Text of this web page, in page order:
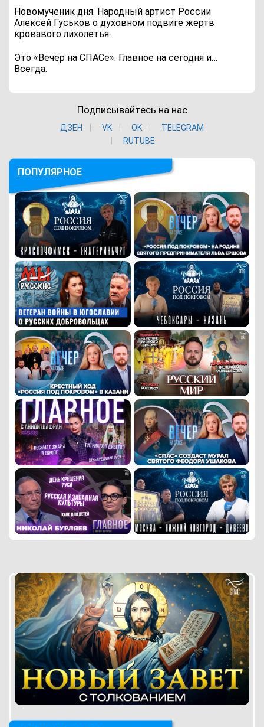
Новомученик дня. Народный артист России
Алексей Гуськов о духовном подвиге жертв
кровавого лихолетья.
Это «Вечер на СПАСе». Главное на сегодня и…
Всегда.
Подписывайтесь на нас
ДЗЕН VK ОK
TELEGRAM
RUTUBE
ПОПУЛЯРНОЕ